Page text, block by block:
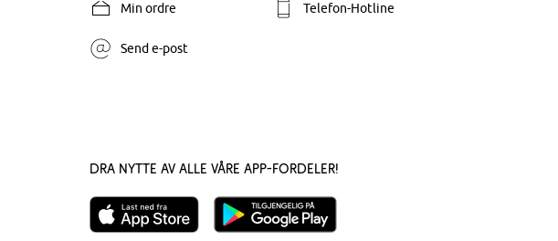
Min ordre Telefon-Hotline
Send e-post
Dra nytte av alle våre app-fordeler!